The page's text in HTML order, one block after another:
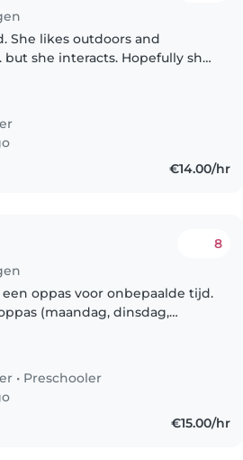
She likes outdoors and
Hopefully she
€14.00/hr
8
oppas voor onbepaalde tijd.
(maandag, dinsdag,
• Preschooler
€15.00/hr